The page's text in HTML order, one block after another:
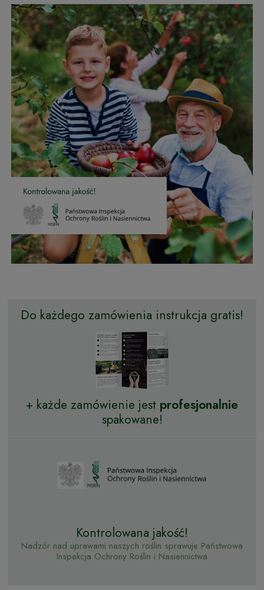
Do każdego zamówienia instrukcja gratis!
+ każde zamówienie jest profesjonalnie
spakowane!
Kontrolowana jakość!
Nadzór nad uprawami naszych roślin sprawuje Państwowa
Inspekcja Ochrony Roślin i Nasiennictwa